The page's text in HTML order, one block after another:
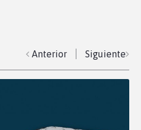
Anterior Siguiente